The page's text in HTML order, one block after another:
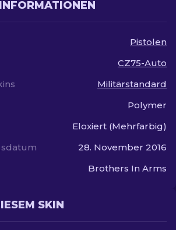
Pistolen
CZ75-Auto
Militärstandard
Polymer
Eloxiert (Mehrfarbig)
28. November 2016
Brothers In Arms
SKIN